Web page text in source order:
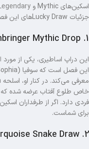
اسکین‌های Mythic و
جزئیات Lucky Drawهای این فصل خواهیم داشت.
1. Dawnbringer Mythic Drop
خاص طلوع آفتاب عرضه شده که
برای شماست.
2. Turquoise Snake Draw